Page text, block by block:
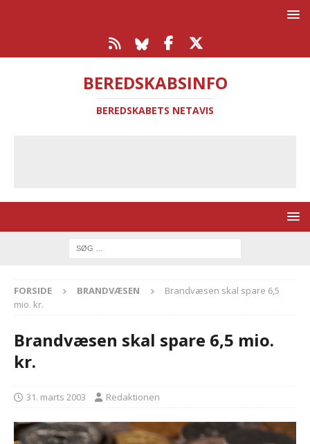
BEREDSKABSINFO
BEREDSKABETS NETAVIS
FORSIDE BRANDVÆSEN
Brandvæsen skal spare 6,5
mio. kr.
Brandvæsen skal spare 6,5 mio.
kr.
31. marts 2003 Redaktionen